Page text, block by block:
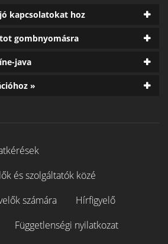
kapcsolatokat hoz
gombnyomásra
java
»
és szolgáltatók közé
számára
Hírfigyelő
Függetlenségi nyilatkozat